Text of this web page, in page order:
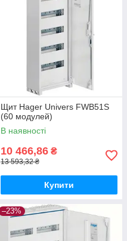
Щит Hager Univers FWB51S
(60 модулей)
В наявності
10 466,86 ₴
13 593,32 ₴
Купити
–23%